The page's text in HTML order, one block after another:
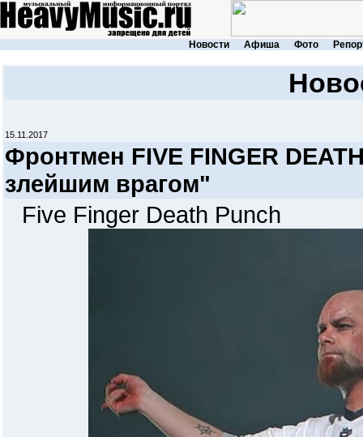
Новости Афиша Фото
15.11.2017
Фронтмен FIVE FINGER
злейшим врагом"
Five Finger Death Punch